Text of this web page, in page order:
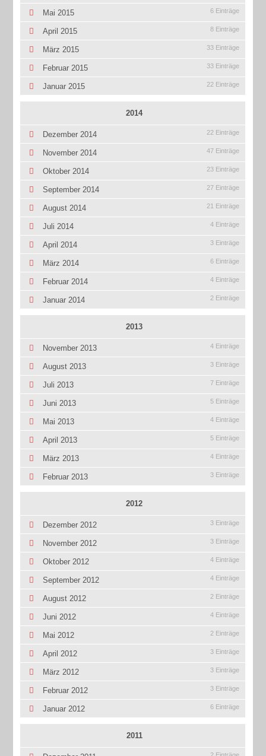
Mai 2015 6 Einträge
April 2015 8 Einträge
März 2015 33 Einträge
Februar 2015 33 Einträge
Januar 2015 22 Einträge
2014
Dezember 2014 22 Einträge
November 2014 47 Einträge
Oktober 2014 23 Einträge
September 2014 27 Einträge
August 2014 21 Einträge
Juli 2014 4 Einträge
April 2014 3 Einträge
März 2014 6 Einträge
Februar 2014 4 Einträge
Januar 2014 2 Einträge
2013
November 2013 4 Einträge
August 2013 3 Einträge
Juli 2013 7 Einträge
Juni 2013 5 Einträge
Mai 2013 4 Einträge
April 2013 5 Einträge
März 2013 4 Einträge
Februar 2013 3 Einträge
2012
Dezember 2012 3 Einträge
November 2012 3 Einträge
Oktober 2012 4 Einträge
September 2012 4 Einträge
August 2012 2 Einträge
Juni 2012 4 Einträge
Mai 2012 2 Einträge
April 2012 3 Einträge
März 2012 3 Einträge
Februar 2012 3 Einträge
Januar 2012 6 Einträge
2011